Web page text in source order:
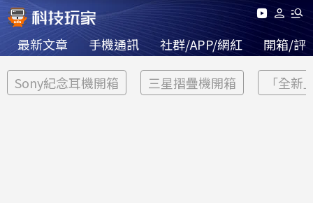
最新文章 手機通訊 社群/APP/網紅 開箱/評
Sony紀念耳機開箱 三星摺疊機開箱 「全新